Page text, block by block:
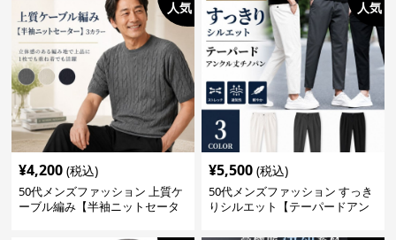
人気
¥4,200 (税込)
50代メンズファッション 上質ケ
ーブル編み【半袖ニットセータ
人気
¥5,500 (税込)
50代メンズファッション すっき
りシルエット【テーパードアン